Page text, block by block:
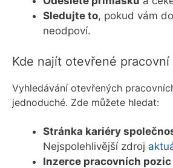
Sledujte to, pokud vám
neodpoví.
Kde najít otevřené pracovní
Vyhledávání otevřených
jednoduché. Zde můžete hledat:
Stránka kariéry
Nejspolehlivější zdroj
Inzerce pracovních